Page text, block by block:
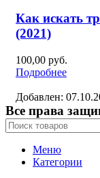
Как искать
(2021)
100,00 руб.
Подробнее
Добавлен:
Все права
Меню
Категории